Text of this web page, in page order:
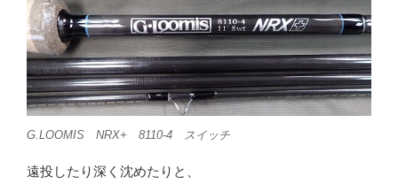
G.LOOMIS NRX+ 8110-4 スイッチ
遠投したり深く沈めたりと、